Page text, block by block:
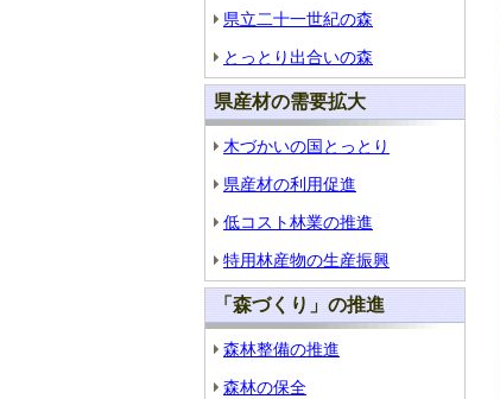
県立二十一世紀の森
とっとり出合いの森
県産材の需要拡大
木づかいの国とっとり
県産材の利用促進
低コスト林業の推進
特用林産物の生産振興
「森づくり」の推進
森林整備の推進
森林の保全